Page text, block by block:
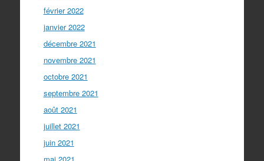
février 2022
janvier 2022
décembre 2021
novembre 2021
octobre 2021
septembre 2021
août 2021
juillet 2021
juin 2021